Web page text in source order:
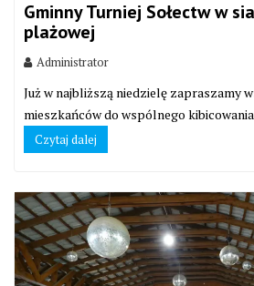
Gminny Turniej Sołectw w
plażowej
Administrator
Już w najbliższą niedzielę zapraszamy
mieszkańców do wspólnego
Czytaj dalej